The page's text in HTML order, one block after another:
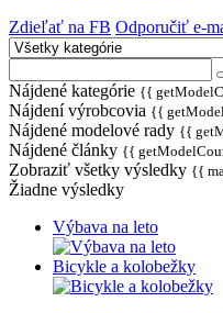
Zdieľať na FB Odporučiť e-
Nájdené kategórie {{
Nájdení výrobcovia {{
Nájdené modelové rady {{
Nájdené články {{
Zobraziť všetky výsledky {{
Žiadne výsledky
Výbava na leto
Bicykle a kolobežky